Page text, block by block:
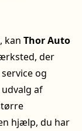
kan Thor Auto
der
og
af
hjælp, du har